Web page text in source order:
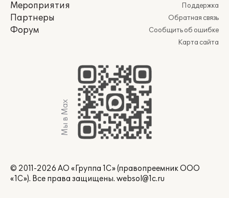
Мероприятия
Партнеры
Форум
Поддержка
Обратная связь
Сообщить об ошибке
Карта сайта
Мы в Max
© 2011-2026 АО «Группа 1С» (правопреемник ООО
«1С»). Все права защищены. websol@1c.ru